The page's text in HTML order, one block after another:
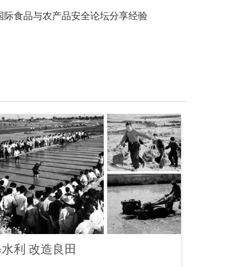
际食品与农产品安全论坛分享经验
利 改造良田